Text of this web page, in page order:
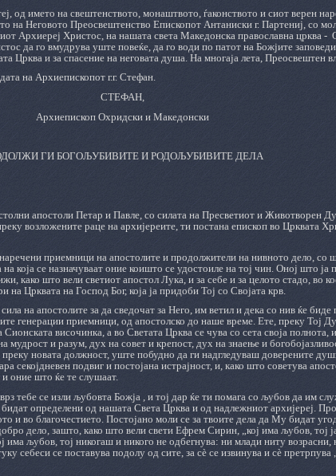
од името на свештенството, монаштвото, ѓаконството и сиот верен
на Неговото Преосвештенство Епископот Антаниски г. Партениј, со
Архиереј Христос, на нашата света Македонска православна црква -
да го вмудрува уште повеќе, да го води по патот на Божјите
Црква и за спасение на неговата душа. На многаја лета, Преосвештен
на Архиепископот г.г. Стефан.
СТЕФАН,
Архиепископ Охридски и Македонски
ГИ БОГОЉУБИВИТЕ И РОДОЉУБИВИТЕ ДЕЛА
апостоли Петар и Павле, со силата на Пресветиот и Животворен
возложените раце на архијереите, ти постана епископ во Црквата
приемници на апостолите и продолжители на нивното дело, со
која се назначуваат оние коишто се удостоиле на тој чин. Оној што ја
како што вели светиот апостол Лука, и за себе и за целото стадо, во
на Црквата на Господ Бог, која ја придоби Тој со Својата крв.
на апостолите за да сведочат за Него, им ветил и дека со нив ќе биде
генерации приемници, од апостолско до наше време. Ете, преку Тој
височинка, а во Светата Црква се чува со сета своја полнота,
и разум, дух на совет и крепост, дух на знаење и
новата должност, уште побудно да ги надгледуваш доверените
секојдневен подвиг и постојана истрајност, и, како што советува
оние што ќе те слушаат.
тебе се изли љубовта Божја , и тој дар ќе ти помага со љубов да им
определени од нашата Света Црква и од надлежниот архијереј.
и во благочестието. Постојано моли се за твоите дела да Му бидат
дело, зашто, како што вели свети Ефрем Сирин, „кој има љубов, тој
има љубов, тој никогаш и никого не одбегнува: ни млади ниту возрасни,
себеси се поставува подолу од сите, за сѐ се извинува и сѐ претрпува